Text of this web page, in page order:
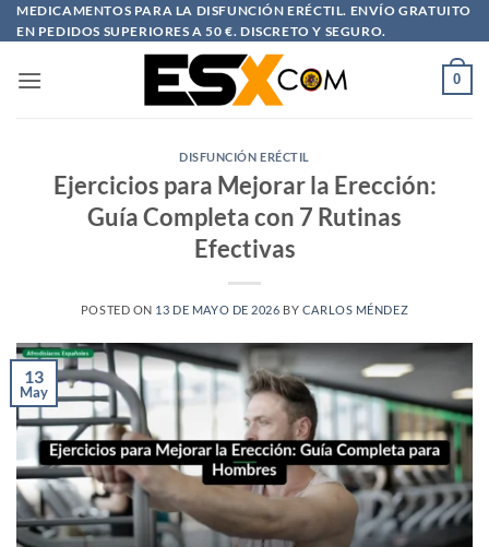
Saltar
al
MEDICAMENTOS PARA LA DISFUNCIÓN ERÉCTIL. ENVÍO GRATUITO
EN PEDIDOS SUPERIORES A 50 €. DISCRETO Y SEGURO.
0
DISFUNCIÓN ERÉCTIL
Ejercicios para Mejorar la Erección:
Guía Completa con 7 Rutinas
Efectivas
POSTED ON 13 DE MAYO DE 2026 BY CARLOS MÉNDEZ
13
May